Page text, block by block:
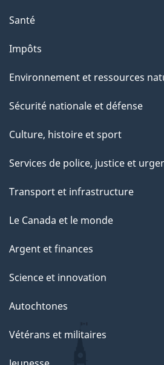
Santé
Impôts
Environnement et ressources
Sécurité nationale et défense
Culture, histoire et sport
Services de police, justice et
Transport et infrastructure
Le Canada et le monde
Argent et finances
Science et innovation
Autochtones
Vétérans et militaires